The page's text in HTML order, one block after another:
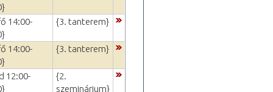
14:00-
{3. tanterem}
14:00-
{3. tanterem}
12:00-
{2.
szeminárium}